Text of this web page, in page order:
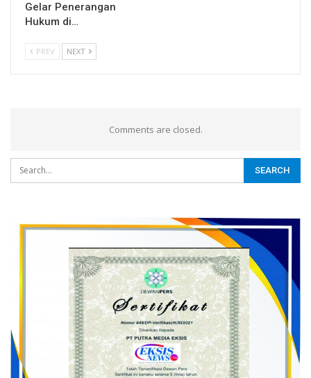
Gelar Penerangan
Hukum di…
PREV NEXT
Comments are closed.